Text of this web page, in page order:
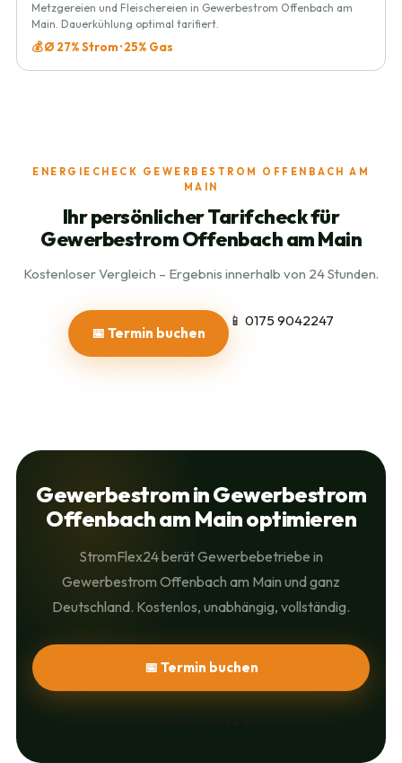
Metzgereien und Fleischereien in Gewerbestrom Offenbach am
Main. Dauerkühlung optimal tarifiert.
💰 Ø 27% Strom · 25% Gas
ENERGIECHECK GEWERBESTROM OFFENBACH AM
MAIN
Ihr persönlicher Tarifcheck für
Gewerbestrom Offenbach am Main
Kostenloser Vergleich – Ergebnis innerhalb von 24 Stunden.
📅 Termin buchen
📱 0175 9042247
Gewerbestrom in Gewerbestrom
Offenbach am Main optimieren
StromFlex24 berät Gewerbebetriebe in
Gewerbestrom Offenbach am Main und ganz
Deutschland. Kostenlos, unabhängig, vollständig.
📅 Termin buchen